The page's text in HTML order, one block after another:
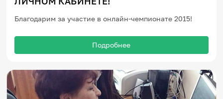
Благодарим за участие в онлайн-чемпионате 2015!
Подробнее